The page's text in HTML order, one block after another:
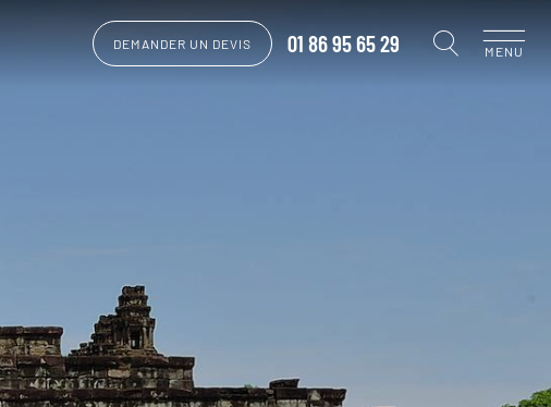
DEMANDER UN DEVIS 01 86 95 65 29 MENU